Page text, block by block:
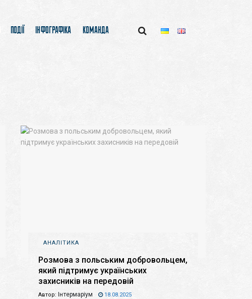
ПОДІЇ ІНФОГРАФІКА КОМАНДА
АНАЛІТИКА
Розмова з польським добровольцем,
який підтримує українських
захисників на передовій
Автор: Інтермаріум 18.08.2025